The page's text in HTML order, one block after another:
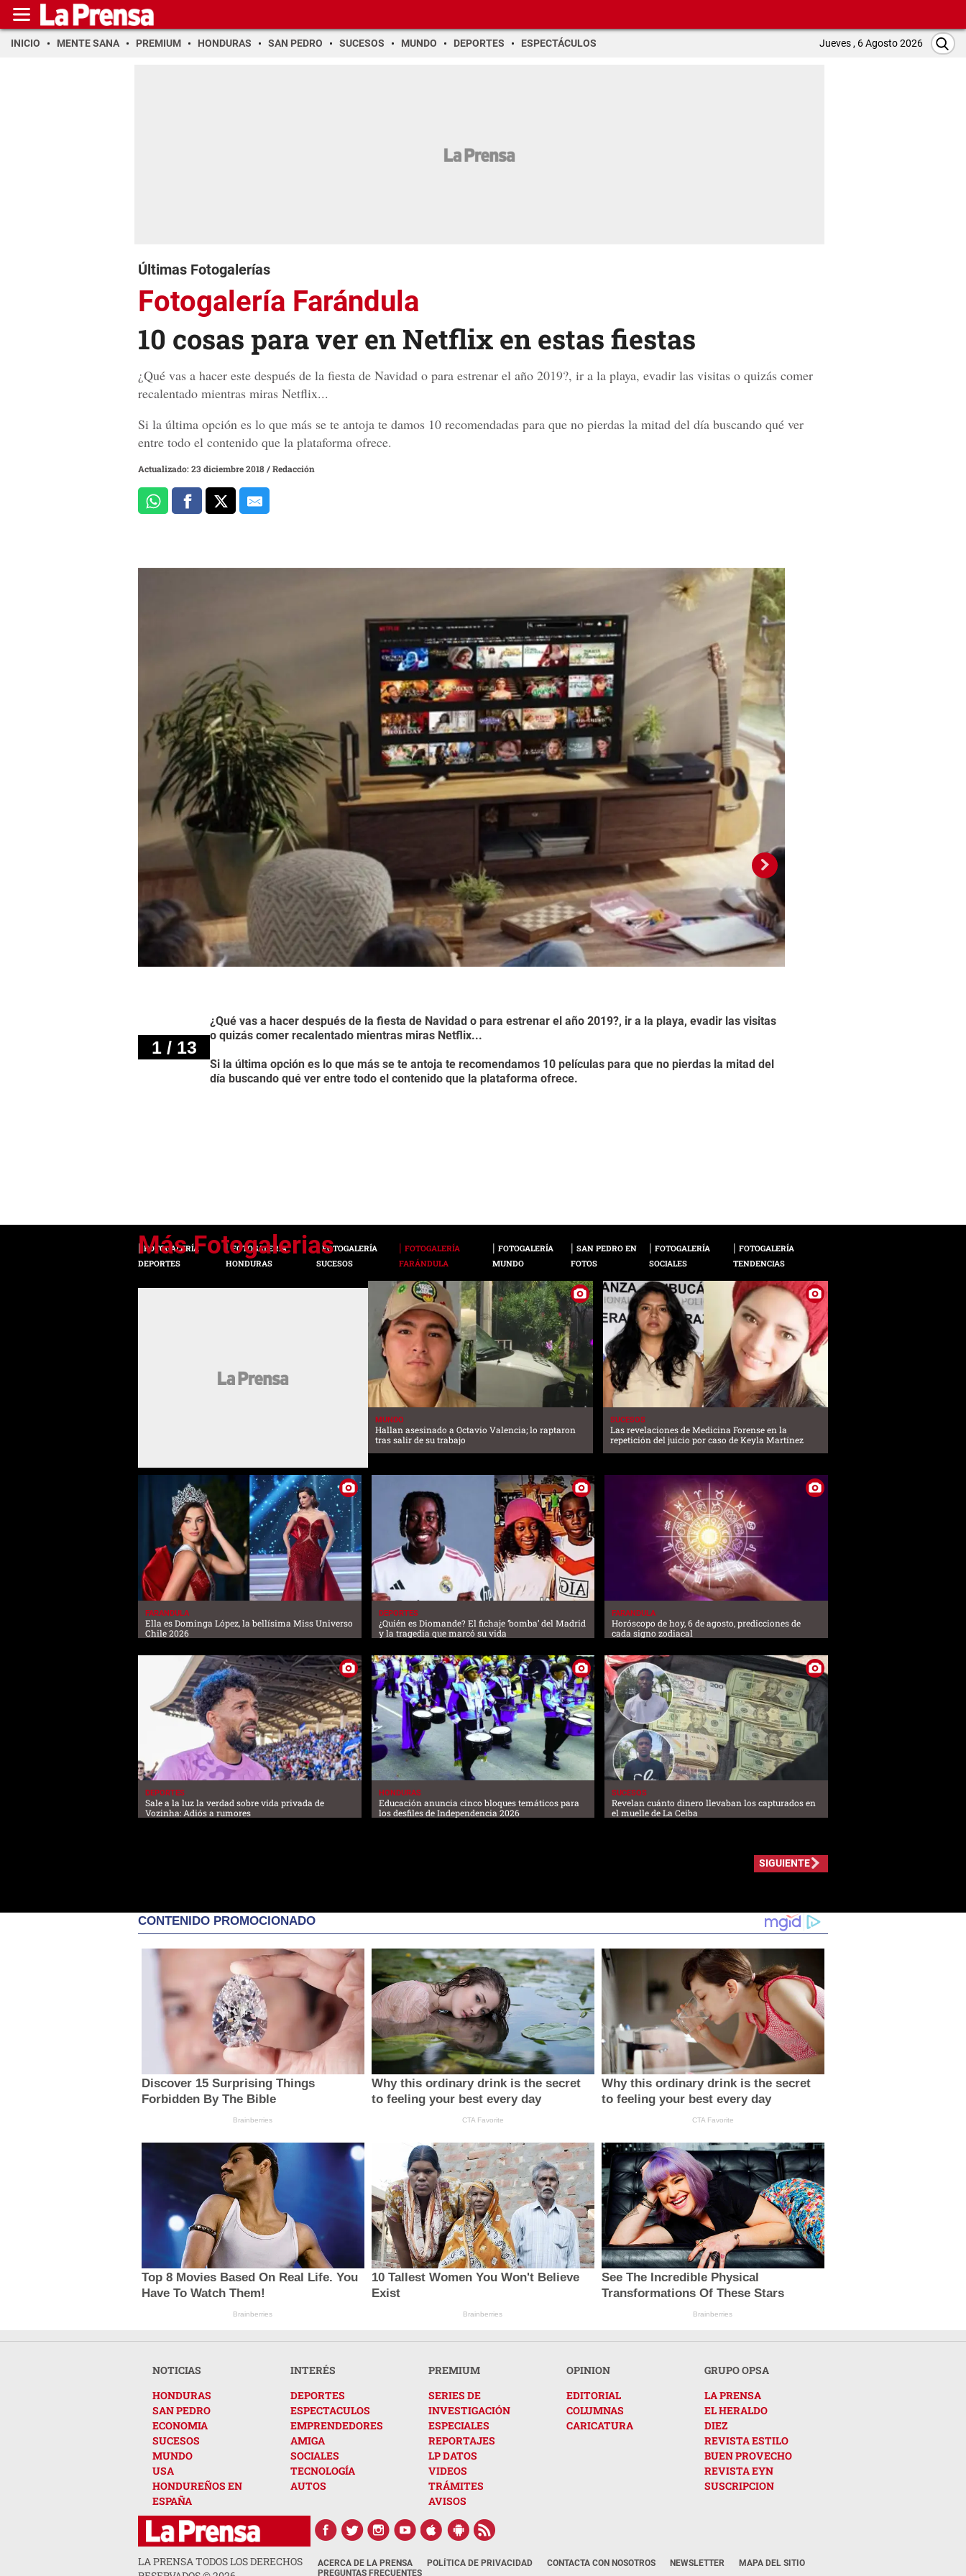
INICIO MENTE SANA PREMIUM HONDURAS SAN PEDRO SUCESOS MUNDO DEPORTES ESPECTÁCULOS Jueves , 6 Agosto 2026
Últimas Fotogalerías
Fotogalería Farándula
10 cosas para ver en Netflix en estas fiestas
¿Qué vas a hacer este después de la fiesta de Navidad o para estrenar el año 2019?, ir a la playa, evadir las visitas o quizás comer
recalentado mientras miras Netflix...
Si la última opción es lo que más se te antoja te damos 10 recomendadas para que no pierdas la mitad del día buscando qué ver
entre todo el contenido que la plataforma ofrece.
Actualizado: 23 diciembre 2018/Redacción
1 / 13
¿Qué vas a hacer después de la fiesta de Navidad o para estrenar el año 2019?, ir a la playa, evadir las visitas
o quizás comer recalentado mientras miras Netflix...
Si la última opción es lo que más se te antoja te recomendamos 10 películas para que no pierdas la mitad del
día buscando qué ver entre todo el contenido que la plataforma ofrece.
FOTOGALERÍA
DEPORTES
FOTOGALERÍA
HONDURAS
FOTOGALERÍA
SUCESOS
FOTOGALERÍA
FARÁNDULA
FOTOGALERÍA
MUNDO
SAN PEDRO EN
FOTOS
FOTOGALERÍA
SOCIALES
FOTOGALERÍA
TENDENCIAS
MUNDO
Hallan asesinado a Octavio Valencia; lo raptaron
tras salir de su trabajo
SUCESOS
Las revelaciones de Medicina Forense en la
repetición del juicio por caso de Keyla Martínez
FARANDULA
Ella es Dominga López, la bellísima Miss Universo
Chile 2026
DEPORTES
¿Quién es Diomande? El fichaje ‘bomba’ del Madrid
y la tragedia que marcó su vida
FARANDULA
Horóscopo de hoy, 6 de agosto, predicciones de
cada signo zodiacal
DEPORTES
Sale a la luz la verdad sobre vida privada de
Vozinha: Adiós a rumores
HONDURAS
Educación anuncia cinco bloques temáticos para
los desfiles de Independencia 2026
SUCESOS
Revelan cuánto dinero llevaban los capturados en
el muelle de La Ceiba
SIGUIENTE
CONTENIDO PROMOCIONADO
Discover 15 Surprising Things
Forbidden By The Bible
Brainberries
Why this ordinary drink is the secret
to feeling your best every day
CTA Favorite
Why this ordinary drink is the secret
to feeling your best every day
CTA Favorite
Top 8 Movies Based On Real Life. You
Have To Watch Them!
Brainberries
10 Tallest Women You Won't Believe
Exist
Brainberries
See The Incredible Physical
Transformations Of These Stars
Brainberries
NOTICIAS
HONDURAS
SAN PEDRO
ECONOMIA
SUCESOS
MUNDO
USA
HONDUREÑOS EN
ESPAÑA
INTERÉS
DEPORTES
ESPECTACULOS
EMPRENDEDORES
AMIGA
SOCIALES
TECNOLOGÍA
AUTOS
PREMIUM
SERIES DE
INVESTIGACIÓN
ESPECIALES
REPORTAJES
LP DATOS
VIDEOS
TRÁMITES
AVISOS
OPINION
EDITORIAL
COLUMNAS
CARICATURA
GRUPO OPSA
LA PRENSA
EL HERALDO
DIEZ
REVISTA ESTILO
BUEN PROVECHO
REVISTA EYN
SUSCRIPCION
LA PRENSA TODOS LOS DERECHOS
ACERCA DE LA PRENSA POLÍTICA DE PRIVACIDAD CONTACTA CON NOSOTROS NEWSLETTER
MAPA DEL SITIO
PREGUNTAS FRECUENTES